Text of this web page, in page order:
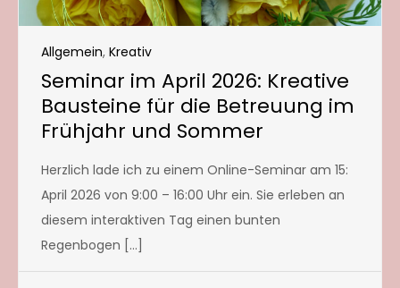
Allgemein, Kreativ
Seminar im April 2026: Kreative
Bausteine für die Betreuung im
Frühjahr und Sommer
Herzlich lade ich zu einem Online-Seminar am 15:
April 2026 von 9:00 – 16:00 Uhr ein. Sie erleben an
diesem interaktiven Tag einen bunten
Regenbogen […]